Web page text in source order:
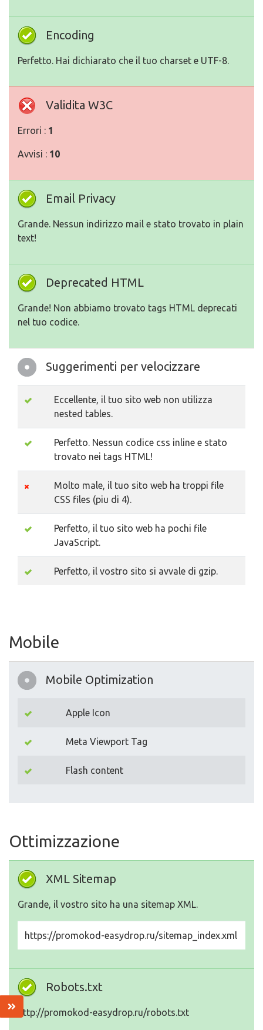
Encoding
Perfetto. Hai dichiarato che il tuo charset e UTF-8.
Validita W3C
Errori : 1
Avvisi : 10
Email Privacy
Grande. Nessun indirizzo mail e stato trovato in plain
text!
Deprecated HTML
Grande! Non abbiamo trovato tags HTML deprecati
nel tuo codice.
Suggerimenti per velocizzare
Eccellente, il tuo sito web non utilizza
nested tables.
Perfetto. Nessun codice css inline e stato
trovato nei tags HTML!
Molto male, il tuo sito web ha troppi file
CSS files (piu di 4).
Perfetto, il tuo sito web ha pochi file
JavaScript.
Perfetto, il vostro sito si avvale di gzip.
Mobile
Mobile Optimization
Apple Icon
Meta Viewport Tag
Flash content
Ottimizzazione
XML Sitemap
Grande, il vostro sito ha una sitemap XML.
https://promokod-easydrop.ru/sitemap_index.xml
Robots.txt
http://promokod-easydrop.ru/robots.txt